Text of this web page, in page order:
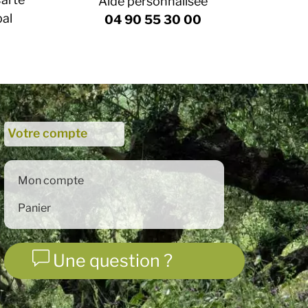
04 90 55 30 00
Votre compte
Mon compte
Panier
Une question ?